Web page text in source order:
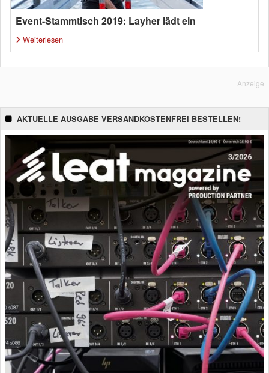
Event-Stammtisch 2019: Layher lädt ein
Weiterlesen
Anzeige
AKTUELLE AUSGABE VERSANDKOSTENFREI BESTELLEN!